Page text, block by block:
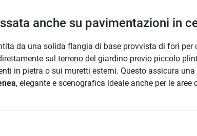
anche su pavimentazioni in
da una solida flangia di base provvista di fori
sul terreno del giardino previo piccolo
in pietra o sui muretti esterni. Questo assicura
, elegante e scenografica ideale anche per le